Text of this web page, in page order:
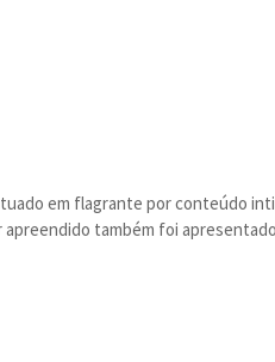
em flagrante por conteúdo
também foi